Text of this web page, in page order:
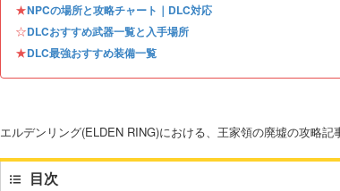
★NPCの場所と攻略チャート｜DLC対応
☆DLCおすすめ武器一覧と入手場所
★DLC最強おすすめ装備一覧
エルデンリング(ELDEN RING)における、王家領の廃墟の攻略記
目次